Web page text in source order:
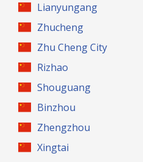
Lianyungang
Zhucheng
Zhu Cheng City
Rizhao
Shouguang
Binzhou
Zhengzhou
Xingtai